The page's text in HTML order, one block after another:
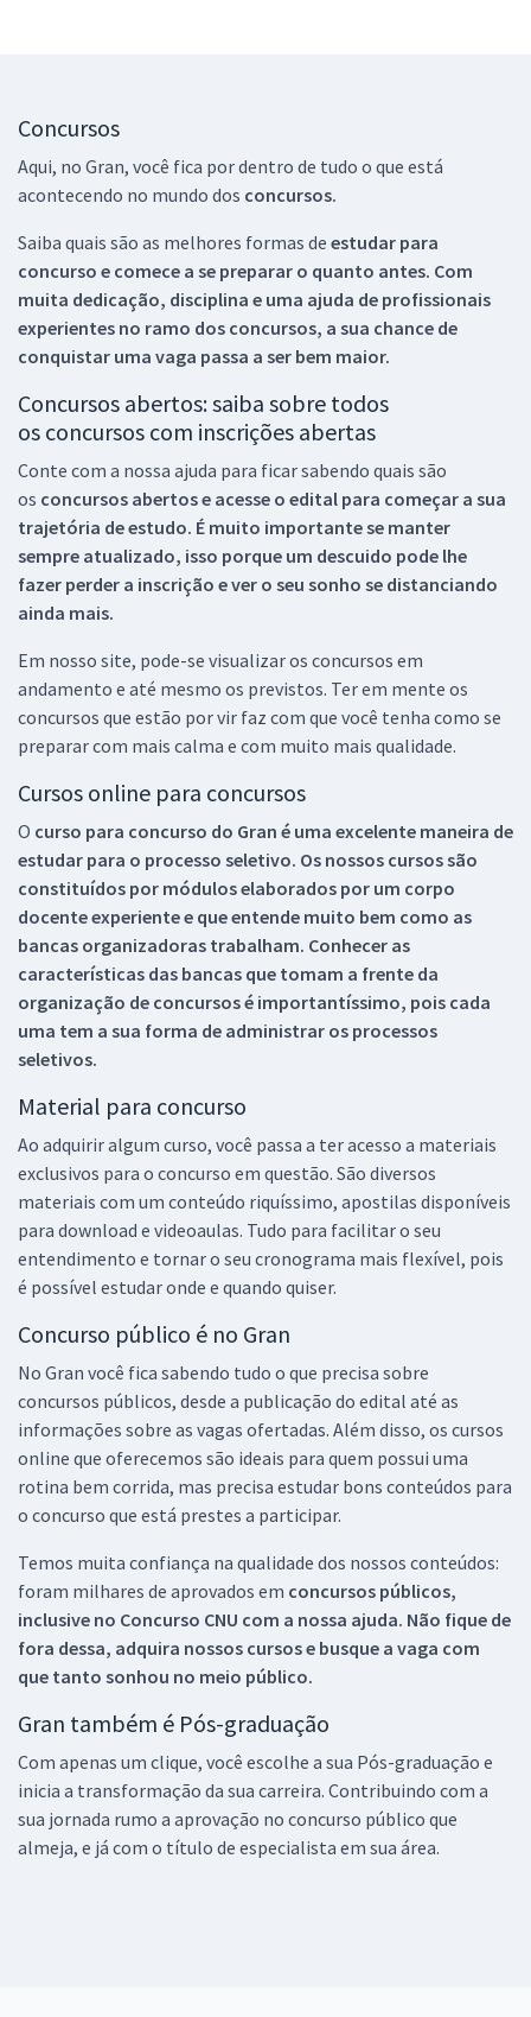
Concursos
Aqui, no Gran, você fica por dentro de tudo o que está
acontecendo no mundo dos concursos.
Saiba quais são as melhores formas de estudar para
concurso e comece a se preparar o quanto antes. Com
muita dedicação, disciplina e uma ajuda de profissionais
experientes no ramo dos concursos, a sua chance de
conquistar uma vaga passa a ser bem maior.
Concursos abertos: saiba sobre todos
os concursos com inscrições abertas
Conte com a nossa ajuda para ficar sabendo quais são
os concursos abertos e acesse o edital para começar a sua
trajetória de estudo. É muito importante se manter
sempre atualizado, isso porque um descuido pode lhe
fazer perder a inscrição e ver o seu sonho se distanciando
ainda mais.
Em nosso site, pode-se visualizar os concursos em
andamento e até mesmo os previstos. Ter em mente os
concursos que estão por vir faz com que você tenha como se
preparar com mais calma e com muito mais qualidade.
Cursos online para concursos
O curso para concurso do Gran é uma excelente maneira de
estudar para o processo seletivo. Os nossos cursos são
constituídos por módulos elaborados por um corpo
docente experiente e que entende muito bem como as
bancas organizadoras trabalham. Conhecer as
características das bancas que tomam a frente da
organização de concursos é importantíssimo, pois cada
uma tem a sua forma de administrar os processos
seletivos.
Material para concurso
Ao adquirir algum curso, você passa a ter acesso a materiais
exclusivos para o concurso em questão. São diversos
materiais com um conteúdo riquíssimo, apostilas disponíveis
para download e videoaulas. Tudo para facilitar o seu
entendimento e tornar o seu cronograma mais flexível, pois
é possível estudar onde e quando quiser.
Concurso público é no Gran
No Gran você fica sabendo tudo o que precisa sobre
concursos públicos, desde a publicação do edital até as
informações sobre as vagas ofertadas. Além disso, os cursos
online que oferecemos são ideais para quem possui uma
rotina bem corrida, mas precisa estudar bons conteúdos para
o concurso que está prestes a participar.
Temos muita confiança na qualidade dos nossos conteúdos:
foram milhares de aprovados em concursos públicos,
inclusive no Concurso CNU com a nossa ajuda. Não fique de
fora dessa, adquira nossos cursos e busque a vaga com
que tanto sonhou no meio público.
Gran também é Pós-graduação
Com apenas um clique, você escolhe a sua Pós-graduação e
inicia a transformação da sua carreira. Contribuindo com a
sua jornada rumo a aprovação no concurso público que
almeja, e já com o título de especialista em sua área.